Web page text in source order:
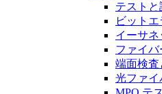
テストと
ビット
イーサネ
ファイバ
端面検査
光ファイ